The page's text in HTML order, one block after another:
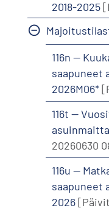
2018-2025
116n --
saapuneet
2026M06*
116t --
20260630
116u --
saapuneet
2026